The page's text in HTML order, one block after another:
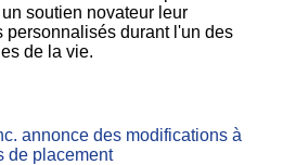
soutien novateur leur
personnalisés durant l'un des
de la vie.
annonce des modifications à
de placement